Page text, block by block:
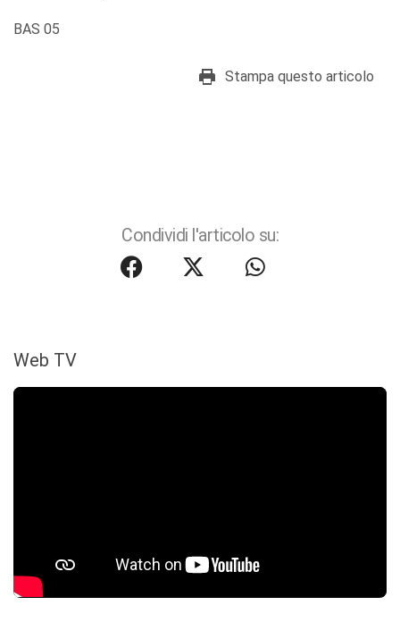
BAS 05
Stampa questo articolo
Condividi l'articolo su:
Web TV